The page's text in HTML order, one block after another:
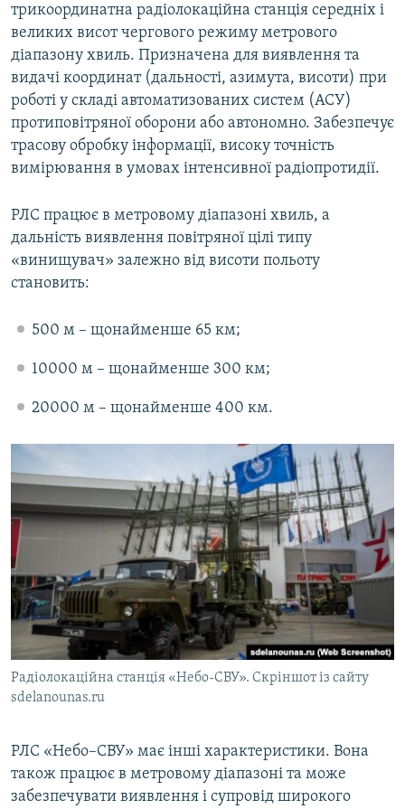
трикоординатна радіолокаційна станція середніх і
великих висот чергового режиму метрового
діапазону хвиль. Призначена для виявлення та
видачі координат (дальності, азимута, висоти) при
роботі у складі автоматизованих систем (АСУ)
протиповітряної оборони або автономно. Забезпечує
трасову обробку інформації, високу точність
вимірювання в умовах інтенсивної радіопротидії.
РЛС працює в метровому діапазоні хвиль, а
дальність виявлення повітряної цілі типу
«винищувач» залежно від висоти польоту
становить:
500 м – щонайменше 65 км;
10000 м – щонайменше 300 км;
20000 м – щонайменше 400 км.
Радіолокаційна станція «Небо-СВУ». Скріншот із сайту
sdelanounas.ru
РЛС «Небо–СВУ» має інші характеристики. Вона
також працює в метровому діапазоні та може
забезпечувати виявлення і супровід широкого